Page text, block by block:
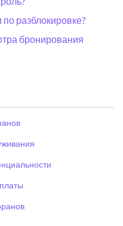
разблокировке?
бронирования